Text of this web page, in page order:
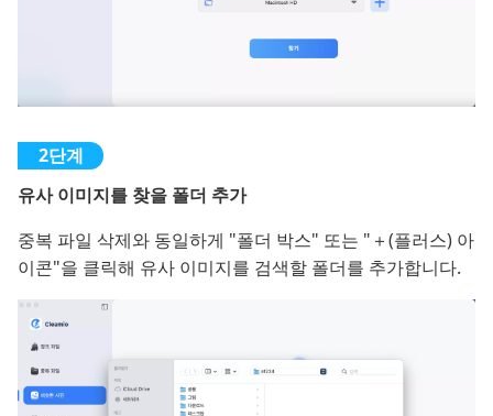
유사 이미지를 찾을 폴더 추가
중복 파일 삭제와 동일하게 "폴더 박스" 또는 "＋(플러스) 아
이콘"을 클릭해 유사 이미지를 검색할 폴더를 추가합니다.